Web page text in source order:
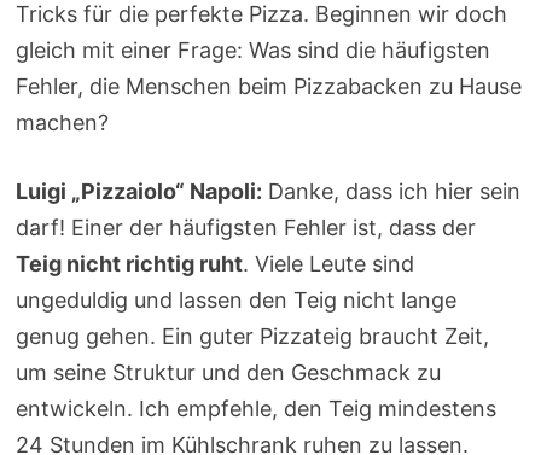
Tricks für die perfekte Pizza. Beginnen wir doch
gleich mit einer Frage: Was sind die häufigsten
Fehler, die Menschen beim Pizzabacken zu Hause
machen?
Luigi „Pizzaiolo“ Napoli: Danke, dass ich hier sein
darf! Einer der häufigsten Fehler ist, dass der
Teig nicht richtig ruht. Viele Leute sind
ungeduldig und lassen den Teig nicht lange
genug gehen. Ein guter Pizzateig braucht Zeit,
um seine Struktur und den Geschmack zu
entwickeln. Ich empfehle, den Teig mindestens
24 Stunden im Kühlschrank ruhen zu lassen.